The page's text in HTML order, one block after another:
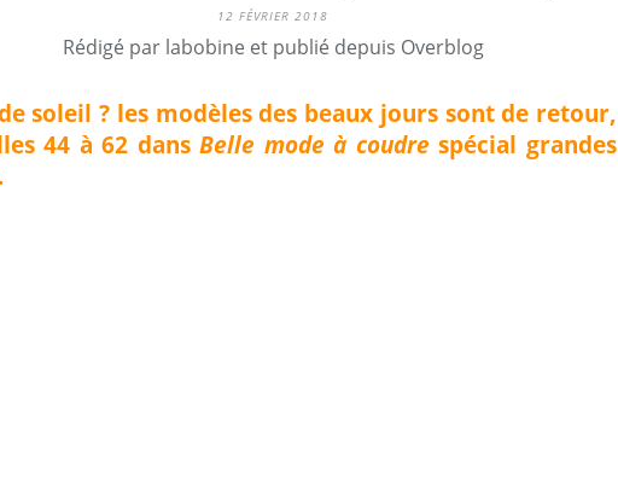
12 FÉVRIER 2018
Rédigé par labobine et publié depuis Overblog
soleil ? les modèles des beaux jours sont de retour,
44 à 62 dansBelle mode à coudre spécial grandes